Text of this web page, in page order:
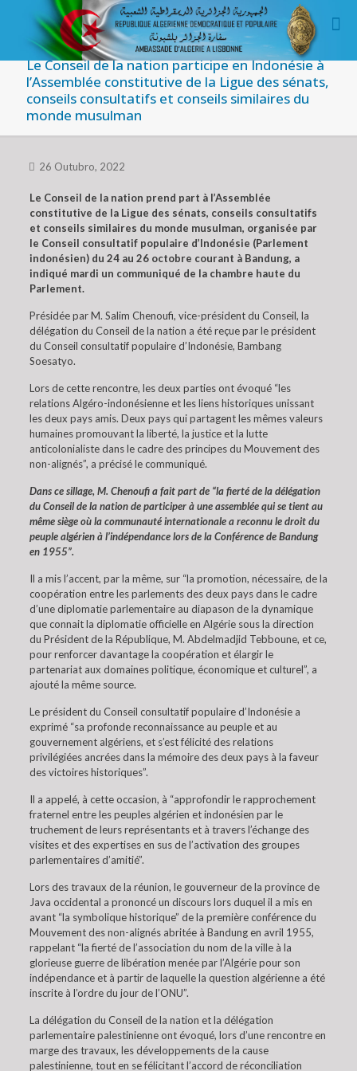
Le Conseil de la nation participe en Indonésie à
l’Assemblée constitutive de la Ligue des sénats,
conseils consultatifs et conseils similaires du
monde musulman
26 Outubro, 2022
Le Conseil de la nation prend part à l’Assemblée
constitutive de la Ligue des sénats, conseils consultatifs
et conseils similaires du monde musulman, organisée par
le Conseil consultatif populaire d’Indonésie (Parlement
indonésien) du 24 au 26 octobre courant à Bandung, a
indiqué mardi un communiqué de la chambre haute du
Parlement.
Présidée par M. Salim Chenoufi, vice-président du Conseil, la
délégation du Conseil de la nation a été reçue par le président
du Conseil consultatif populaire d’Indonésie, Bambang
Soesatyo.
Lors de cette rencontre, les deux parties ont évoqué “les
relations Algéro-indonésienne et les liens historiques unissant
les deux pays amis. Deux pays qui partagent les mêmes valeurs
humaines promouvant la liberté, la justice et la lutte
anticolonialiste dans le cadre des principes du Mouvement des
non-alignés”, a précisé le communiqué.
Dans ce sillage, M. Chenoufi a fait part de “la fierté de la délégation
du Conseil de la nation de participer à une assemblée qui se tient au
même siège où la communauté internationale a reconnu le droit du
peuple algérien à l’indépendance lors de la Conférence de Bandung
en 1955”.
Il a mis l’accent, par la même, sur “la promotion, nécessaire, de la
coopération entre les parlements des deux pays dans le cadre
d’une diplomatie parlementaire au diapason de la dynamique
que connait la diplomatie officielle en Algérie sous la direction
du Président de la République, M. Abdelmadjid Tebboune, et ce,
pour renforcer davantage la coopération et élargir le
partenariat aux domaines politique, économique et culturel”, a
ajouté la même source.
Le président du Conseil consultatif populaire d’Indonésie a
exprimé “sa profonde reconnaissance au peuple et au
gouvernement algériens, et s’est félicité des relations
privilégiées ancrées dans la mémoire des deux pays à la faveur
des victoires historiques”.
Il a appelé, à cette occasion, à “approfondir le rapprochement
fraternel entre les peuples algérien et indonésien par le
truchement de leurs représentants et à travers l’échange des
visites et des expertises en sus de l’activation des groupes
parlementaires d’amitié”.
Lors des travaux de la réunion, le gouverneur de la province de
Java occidental a prononcé un discours lors duquel il a mis en
avant “la symbolique historique” de la première conférence du
Mouvement des non-alignés abritée à Bandung en avril 1955,
rappelant “la fierté de l’association du nom de la ville à la
glorieuse guerre de libération menée par l’Algérie pour son
indépendance et à partir de laquelle la question algérienne a été
inscrite à l’ordre du jour de l’ONU”.
La délégation du Conseil de la nation et la délégation
parlementaire palestinienne ont évoqué, lors d’une rencontre en
marge des travaux, les développements de la cause
palestinienne, tout en se félicitant l’accord de réconciliation